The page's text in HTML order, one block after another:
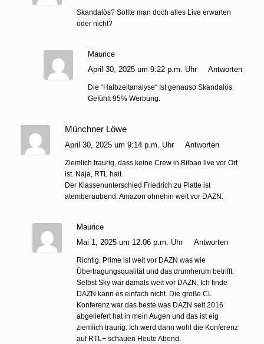
Skandalös? Sollte man doch alles Live erwarten
oder nicht?
Maurice
April 30, 2025 um 9:22 p.m. Uhr
Antworten
Die “Halbzeitanalyse“ Ist genauso Skandalös.
Gefühlt 95% Werbung.
Münchner Löwe
April 30, 2025 um 9:14 p.m. Uhr Antworten
Ziemlich traurig, dass keine Crew in Bilbao live vor Ort
ist. Naja, RTL halt.
Der Klassenunterschied Friedrich zu Platte ist
atemberaubend. Amazon ohnehin weit vor DAZN.
Maurice
Mai 1, 2025 um 12:06 p.m. Uhr
Antworten
Richtig. Prime ist weit vor DAZN was wie
Übertragungsqualität und das drumherum betrifft.
Selbst Sky war damals weit vor DAZN. Ich finde
DAZN kann es einfach nicht. Die große CL
Konferenz war das beste was DAZN seit 2016
abgeliefert hat in mein Augen und das ist eig
ziemlich traurig. Ich werd dann wohl die Konferenz
auf RTL+ schauen Heute Abend.